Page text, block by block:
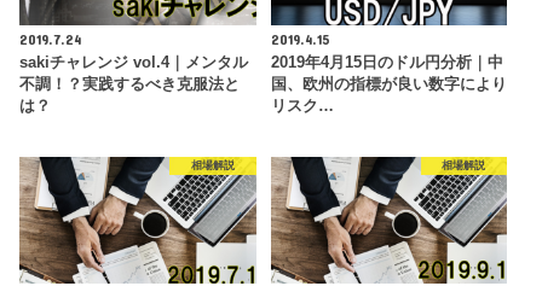
2019.7.24
sakiチャレンジ vol.4｜メンタル
不調！？実践するべき克服法と
は？
2019.4.15
2019年4月15日のドル円分析｜中
国、欧州の指標が良い数字により
リスク…
相場解説 相場解説